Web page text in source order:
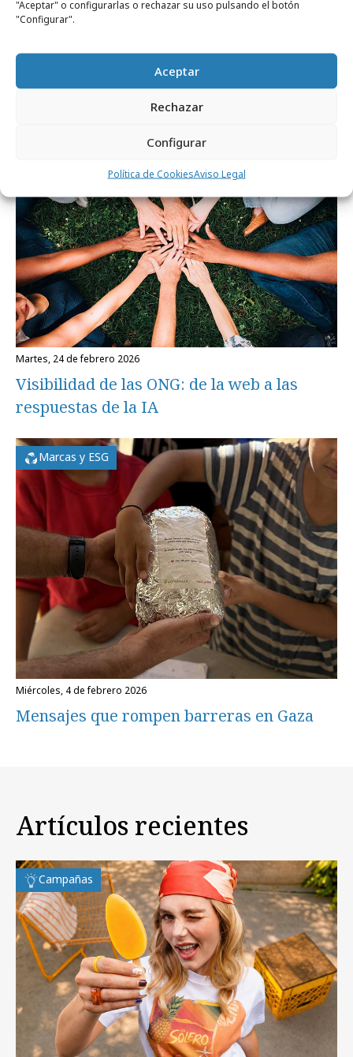
"Aceptar" o configurarlas o rechazar su uso pulsando el botón
"Configurar".
Aceptar
Rechazar
Configurar
Política de CookiesAviso Legal
viernes, 22 de mayo 2026
Un delivery que entrega mucho más que
Formación y estudios
martes, 24 de febrero 2026
Visibilidad de las ONG: de la web a las
respuestas de la IA
Marcas y ESG
miércoles, 4 de febrero 2026
Mensajes que rompen barreras en Gaza
Artículos recientes
Campañas